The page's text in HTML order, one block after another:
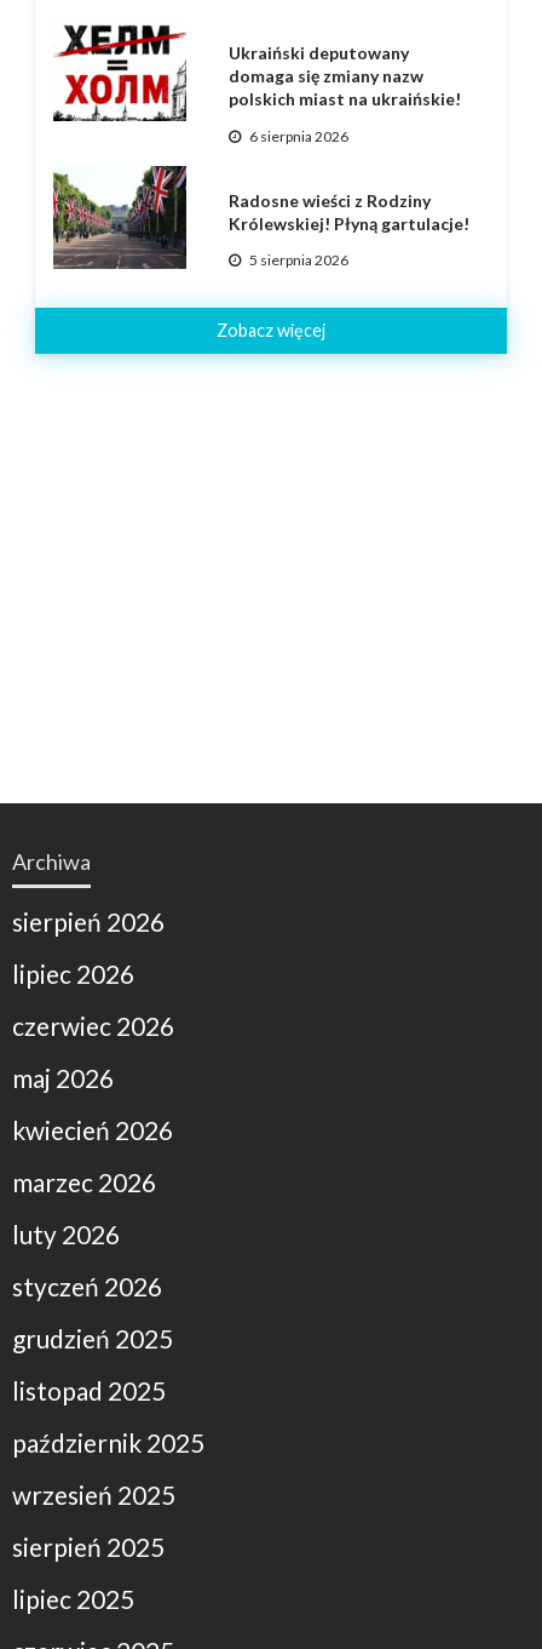
Ukraiński deputowany
domaga się zmiany nazw
polskich miast na ukraińskie!
6 sierpnia 2026
Radosne wieści z Rodziny
Królewskiej! Płyną gartulacje!
5 sierpnia 2026
Zobacz więcej
Archiwa
sierpień 2026
lipiec 2026
czerwiec 2026
maj 2026
kwiecień 2026
marzec 2026
luty 2026
styczeń 2026
grudzień 2025
listopad 2025
październik 2025
wrzesień 2025
sierpień 2025
lipiec 2025